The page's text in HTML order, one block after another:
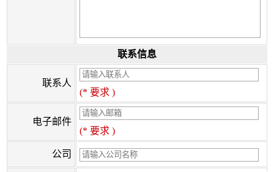
联系信息
联系人
(* 要求 )
电子邮件
(* 要求 )
公司